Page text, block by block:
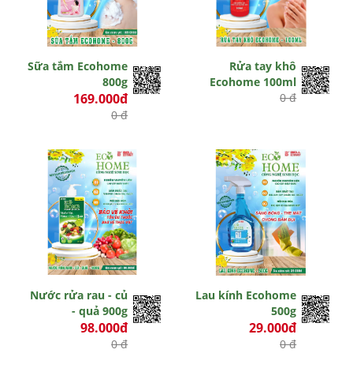
Sữa tắm Ecohome
800g
169.000đ
0 đ
Rửa tay khô
Ecohome 100ml
0 đ
Nước rửa rau - củ
- quả 900g
98.000đ
0 đ
Lau kính Ecohome
500g
29.000đ
0 đ